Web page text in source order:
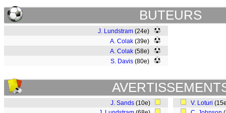
BUTEURS
J. Lundstram (24e)
A. Colak (39e)
A. Colak (58e)
S. Davis (80e)
J. Sands (10e)
V. Loturi